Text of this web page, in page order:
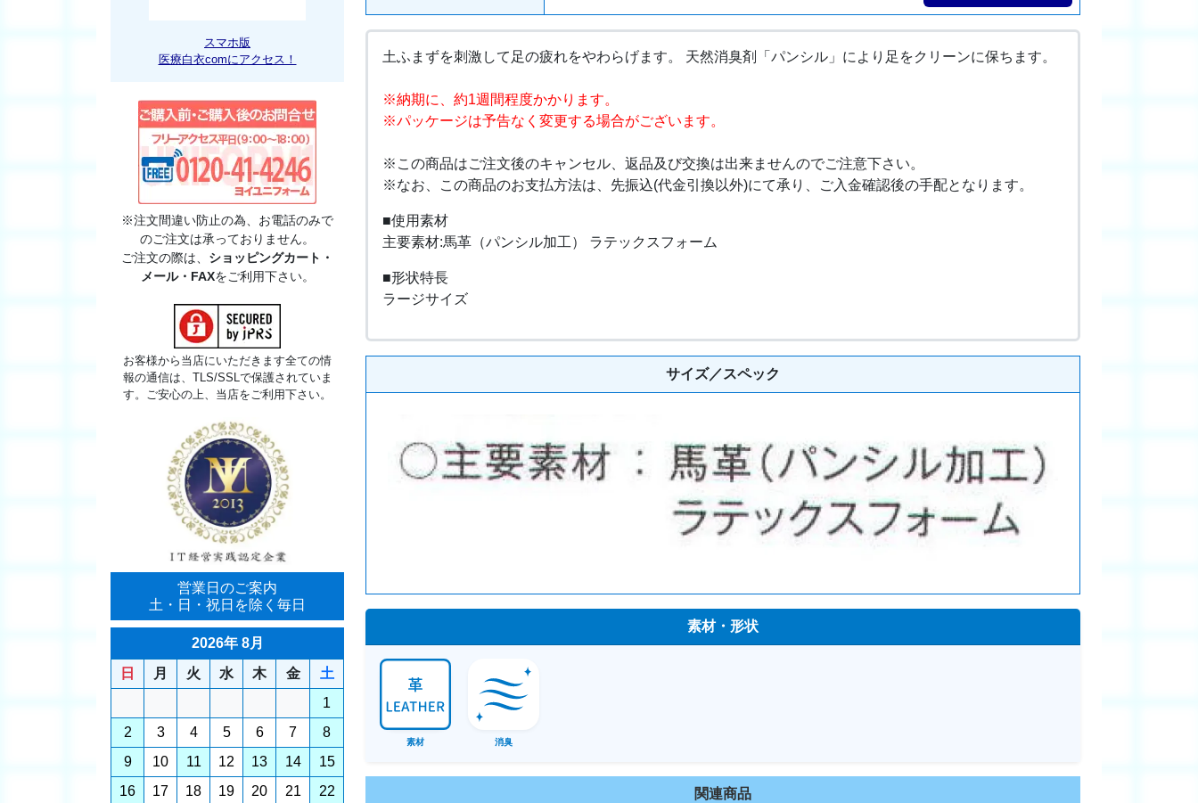
スマホ版
医療白衣comにアクセス！
※注文間違い防止の為、お電話のみで
のご注文は承っておりません。
ご注文の際は、 ショッピングカート・
メール・FAXをご利用下さい。
お客様から当店にいただきます全ての情
報の通信は、TLS/SSLで保護されていま
す。ご安心の上、当店をご利用下さい。
営業日のご案内
土・日・祝日を除く毎日
2026年 8月
日
月 火 水 木 金
土
1
2
3 4 5 6 7
8
9
10 11 12 13 14
15
16
17 18 19 20 21
22
土ふまずを刺激して足の疲れをやわらげます。 天然消臭剤「パンシル」により足をクリーンに保ちます。
※納期に、約1週間程度かかります。
※パッケージは予告なく変更する場合がございます。
※この商品はご注文後のキャンセル、返品及び交換は出来ませんのでご注意下さい。
※なお、この商品のお支払方法は、先振込(代金引換以外)にて承り、ご入金確認後の手配となります。
■使用素材
主要素材:馬革（パンシル加工） ラテックスフォーム
■形状特長
ラージサイズ
サイズ／スペック
素材・形状
素材 消臭
関連商品